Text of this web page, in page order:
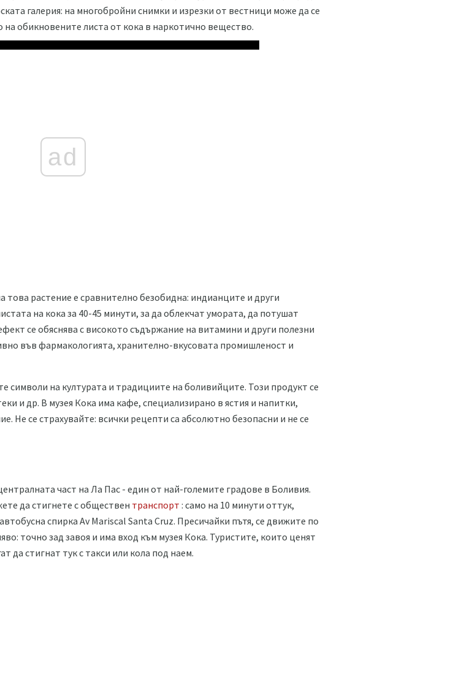
галерия: на многобройни снимки и изрезки от вестници може да се
обикновените листа от кока в наркотично вещество.
ad
това растение е сравнително безобидна: индианците и други
на кока за 40-45 минути, за да облекчат умората, да потушат
се обяснява с високото съдържание на витамини и други полезни
във фармакологията, хранително-вкусовата промишленост и
символи на културата и традициите на боливийците. Този продукт се
и др. В музея Кока има кафе, специализирано в ястия и напитки,
Не се страхувайте: всички рецепти са абсолютно безопасни и не се
част на Ла Пас - един от най-големите градове в Боливия.
да стигнете с обществен транспорт : само на 10 минути оттук,
спирка Av Mariscal Santa Cruz. Пресичайки пътя, се движите по
точно зад завоя и има вход към музея Кока. Туристите, които ценят
да стигнат тук с такси или кола под наем.